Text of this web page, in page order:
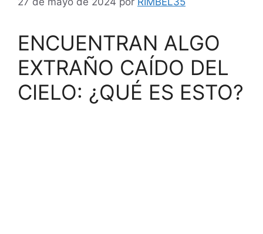
ENCUENTRAN ALGO
EXTRAÑO CAÍDO DEL
CIELO: ¿QUÉ ES ESTO?